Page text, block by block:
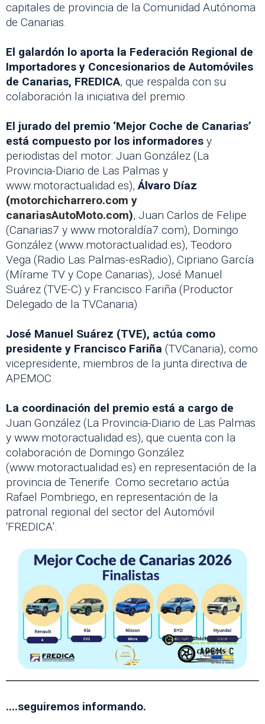
capitales de provincia de la Comunidad Autónoma
de Canarias.
El galardón lo aporta la Federación Regional de
Importadores y Concesionarios de Automóviles
de Canarias, FREDICA, que respalda con su
colaboración la iniciativa del premio.
El jurado del premio ‘Mejor Coche de Canarias’
está compuesto por los informadores y
periodistas del motor: Juan González (La
Provincia-Diario de Las Palmas y
www.motoractualidad.es),Álvaro Díaz
(motorchicharrero.com y
canariasAutoMoto.com), Juan Carlos de Felipe
(Canarias7 y www.motoraldía7.com), Domingo
González (www.motoractualidad.es), Teodoro
Vega (Radio Las Palmas-esRadio), Cipriano García
(Mírame TV y Cope Canarias), José Manuel
Suárez (TVE-C) y Francisco Fariña (Productor
Delegado de la TVCanaria).
José Manuel Suárez (TVE), actúa como
presidente y Francisco Fariña (TVCanaria), como
vicepresidente, miembros de la junta directiva de
APEMOC.
La coordinación del premio está a cargo de
Juan González (La Provincia-Diario de Las Palmas
y www.motoractualidad.es), que cuenta con la
colaboración de Domingo González
(www.motoractualidad.es) en representación de la
provincia de Tenerife. Como secretario actúa
Rafael Pombriego, en representación de la
patronal regional del sector del Automóvil
‘FREDICA’.
....seguiremos informando.